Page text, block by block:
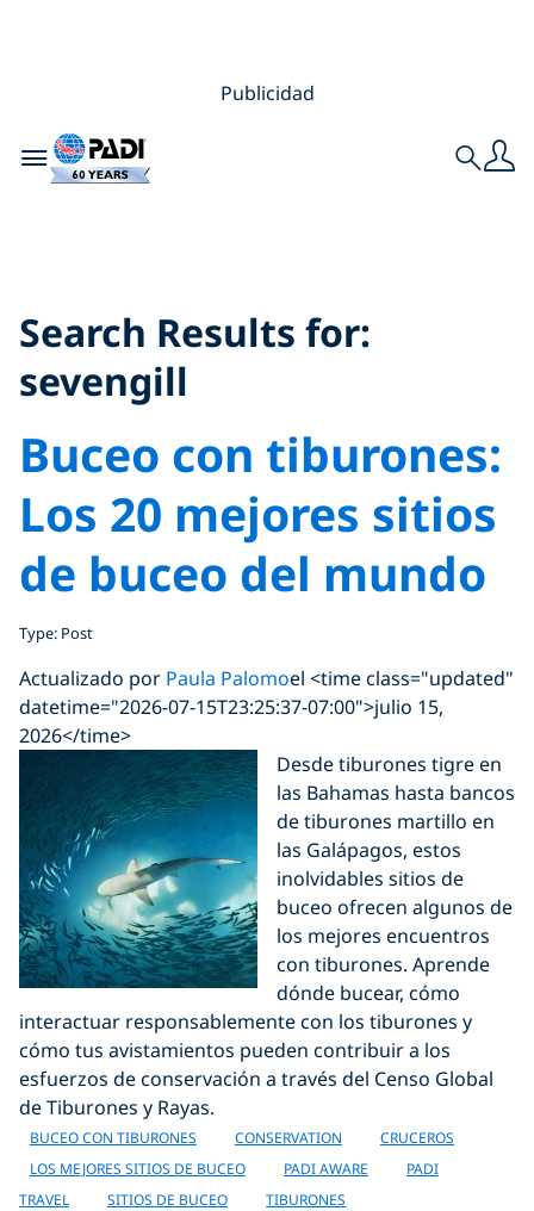
Publicidad
Toggle navigation Search
Search Results for:
sevengill
Buceo con tiburones:
Los 20 mejores sitios
de buceo del mundo
Type: Post
Actualizado por Paula Palomoel <time class="updated"
datetime="2026-07-15T23:25:37-07:00">julio 15,
2026</time>
Desde tiburones tigre en
las Bahamas hasta bancos
de tiburones martillo en
las Galápagos, estos
inolvidables sitios de
buceo ofrecen algunos de
los mejores encuentros
con tiburones. Aprende
dónde bucear, cómo
interactuar responsablemente con los tiburones y
cómo tus avistamientos pueden contribuir a los
esfuerzos de conservación a través del Censo Global
de Tiburones y Rayas.
BUCEO CON TIBURONES CONSERVATION
CRUCEROS
LOS MEJORES SITIOS DE BUCEO
PADI AWARE
PADI
TRAVEL
SITIOS DE BUCEO TIBURONES